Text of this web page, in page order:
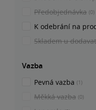
Předobjednávka (0)
K odebrání na
Skladem u
Vazba
Pevná vazba (1)
Měkká vazba (0)